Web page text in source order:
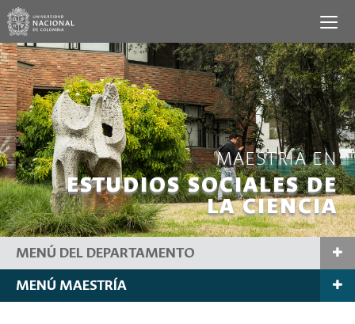
MENÚ DEL DEPARTAMENTO
MAESTRÍA EN
ESTUDIOS SOCIALES DE
LA CIENCIA
MENÚ MAESTRÍA